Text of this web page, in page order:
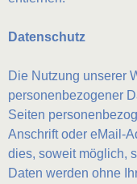
Datenschutz
Die Nutzung unserer
personenbezogener
Seiten
Anschrift oder eMail-
dies, soweit möglich,
Daten werden ohne